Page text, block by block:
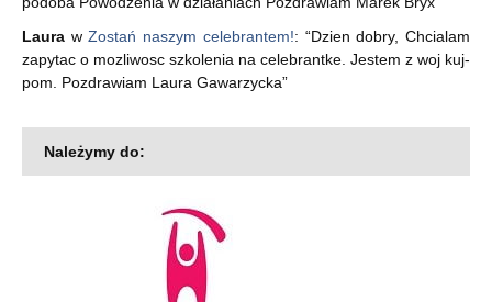
Laura wZostań naszym celebrantem!: “Dzien dobry, Chcialam
zapytac o mozliwosc szkolenia na celebrantke. Jestem z woj kuj-
pom. Pozdrawiam Laura Gawarzycka”
Należymy do: